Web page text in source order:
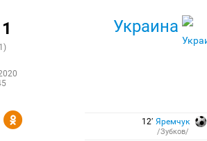
Украина
Y 12′Яремчук
/Зубков/